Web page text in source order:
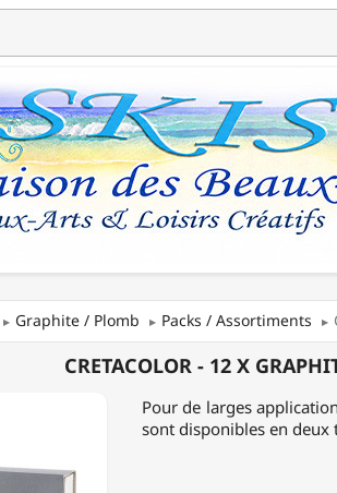
Graphite / Plomb Packs / Assortiments
CRETACOLOR - 12 X
Pour de larges
sont disponibles en